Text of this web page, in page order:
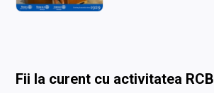
Fii la curent cu activitatea RCB